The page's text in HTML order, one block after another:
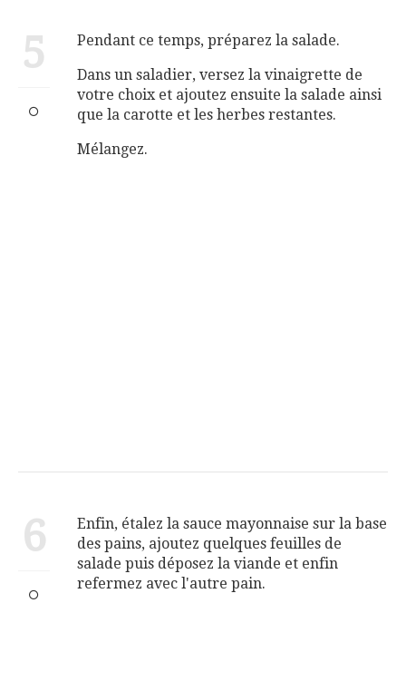
5
Pendant ce temps, préparez la salade.
Dans un saladier, versez la vinaigrette de
votre choix et ajoutez ensuite la salade ainsi
que la carotte et les herbes restantes.
Mélangez.
6
Enfin, étalez la sauce mayonnaise sur la base
des pains, ajoutez quelques feuilles de
salade puis déposez la viande et enfin
refermez avec l'autre pain.